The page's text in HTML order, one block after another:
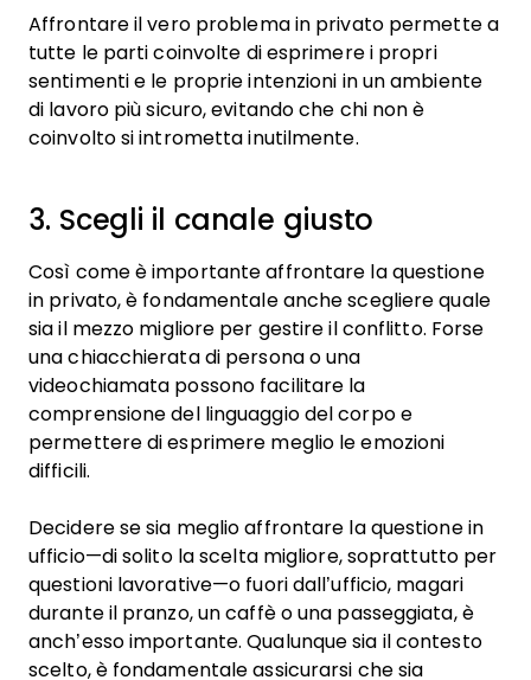
Affrontare il vero problema in privato permette a
tutte le parti coinvolte di esprimere i propri
sentimenti e le proprie intenzioni in un ambiente
di lavoro più sicuro, evitando che chi non è
coinvolto si intrometta inutilmente.
3. Scegli il canale giusto
Così come è importante affrontare la questione
in privato, è fondamentale anche scegliere quale
sia il mezzo migliore per gestire il conflitto. Forse
una chiacchierata di persona o una
videochiamata possono facilitare la
comprensione del linguaggio del corpo e
permettere di esprimere meglio le emozioni
difficili.
Decidere se sia meglio affrontare la questione in
ufficio—di solito la scelta migliore, soprattutto per
questioni lavorative—o fuori dall’ufficio, magari
durante il pranzo, un caffè o una passeggiata, è
anch’esso importante. Qualunque sia il contesto
scelto, è fondamentale assicurarsi che sia